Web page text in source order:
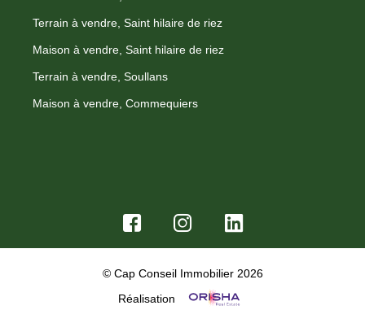
Terrain à vendre, Saint hilaire de riez
Maison à vendre, Saint hilaire de riez
Terrain à vendre, Soullans
Maison à vendre, Commequiers
© Cap Conseil Immobilier 2026
Réalisation